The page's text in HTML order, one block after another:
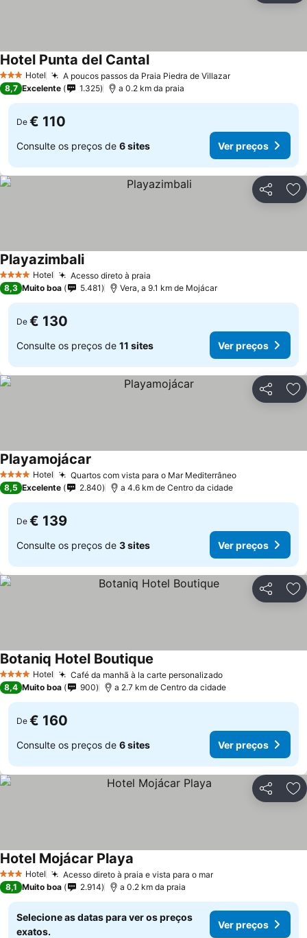
3 EstrelasHotel A poucos passos da Praia Piedra de VillazarVer preços
Hotel Punta del CantalVer preços
8,7 Excelente 1.325 a 0.2 km da praia
De € 110
Consulte os preços de 6 sites Ver preços
Partilhar
4 EstrelasHotel Acesso direto à praia
PlayazimbaliVer preços
8,3 Muito boa 5.481 Vera, a 9.1 km de Mojácar
De € 130
Consulte os preços de 11 sites Ver preços
Partilhar
4 EstrelasHotel Quartos com vista para o Mar MediterrâneoVer preços
Playamojácar
8,5 Excelente 2.840 a 4.6 km de Centro da cidade
De € 139
Consulte os preços de 3 sites Ver preços
Partilhar
4 EstrelasHotel Café da manhã à la carte personalizadoVer preços
Botaniq Hotel Boutique
8,4 Muito boa 900 a 2.7 km de Centro da cidade
De € 160
Consulte os preços de 6 sites Ver preços
Partilhar
3 EstrelasHotel Acesso direto à praia e vista para o marVer preços
Hotel Mojácar Playa
8,1 Muito boa 2.914 a 0.2 km da praia
Selecione as datas para ver os preços
exatos.
Ver preços